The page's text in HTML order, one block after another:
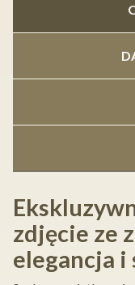
zdjęcie ze
elegancja